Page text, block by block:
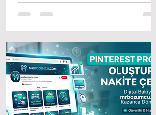
hayatımızda daha fazla yer
edinmeye başladı. İşte bu alternatif
yöntemlerden biri olan mobil ödeme
sistemleri, artık sadece alışveriş
yapmak için değil, aynı zamanda acil
nakit ihtiyaçlarını karşılamak için de
aktif bir şekilde kullanılıyor.